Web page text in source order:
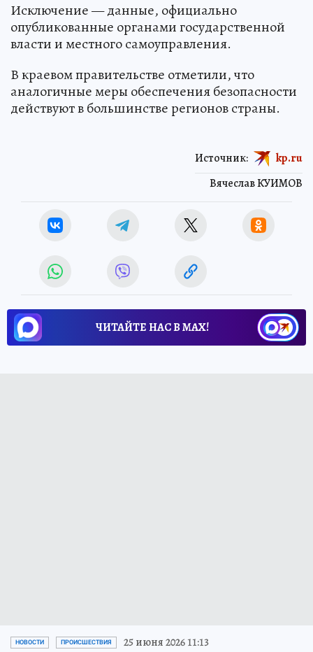
Исключение — данные, официально
опубликованные органами государственной
власти и местного самоуправления.
В краевом правительстве отметили, что
аналогичные меры обеспечения безопасности
действуют в большинстве регионов страны.
Вячеслав КУИМОВ
Источник: kp.ru
ЧИТАЙТЕ НАС В МАХ!
НОВОСТИ ПРОИСШЕСТВИЯ 25 июня 2026 11:13